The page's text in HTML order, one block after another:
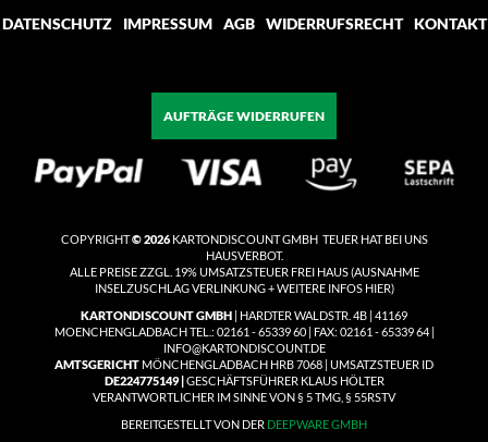
DATENSCHUTZ
IMPRESSUM AGB WIDERRUFSRECHT KONTAKT
AUFTRÄGE WIDERRUFEN
COPYRIGHT© 2026KARTONDISCOUNT GMBH TEUER HAT BEI UNS
HAUSVERBOT.
ALLE PREISE ZZGL. 19% UMSATZSTEUER FREI HAUS(AUSNAHME
INSELZUSCHLAG VERLINKUNG + WEITERE INFOS HIER)
KARTONDISCOUNT GMBH | HARDTER WALDSTR. 4B | 41169
MOENCHENGLADBACH TEL.: 02161 - 65339 60 | FAX: 02161 - 65339 64 |
INFO@KARTONDISCOUNT.DE
AMTSGERICHT MÖNCHENGLADBACH HRB 7068 | UMSATZSTEUER ID
DE224775149 |GESCHÄFTSFÜHRER KLAUS HÖLTER
VERANTWORTLICHER IM SINNE VON § 5 TMG, § 55RSTV
BEREITGESTELLT VON DER DEEPWARE GMBH